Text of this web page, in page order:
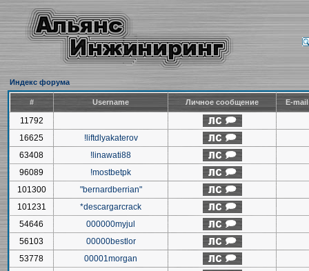
Индекс форума
# Username Личное сообщение E-
11792
16625
!liftdlyakaterov
63408
!linawati88
96089
!mostbetpk
101300
"bernardberrian"
101231
*descargarcrack
54646
000000myjul
56103
00000bestlor
53778
00001morgan